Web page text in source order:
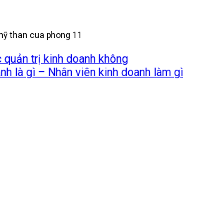
than cua phong 11
quản trị kinh doanh không
là gì – Nhân viên kinh doanh làm gì